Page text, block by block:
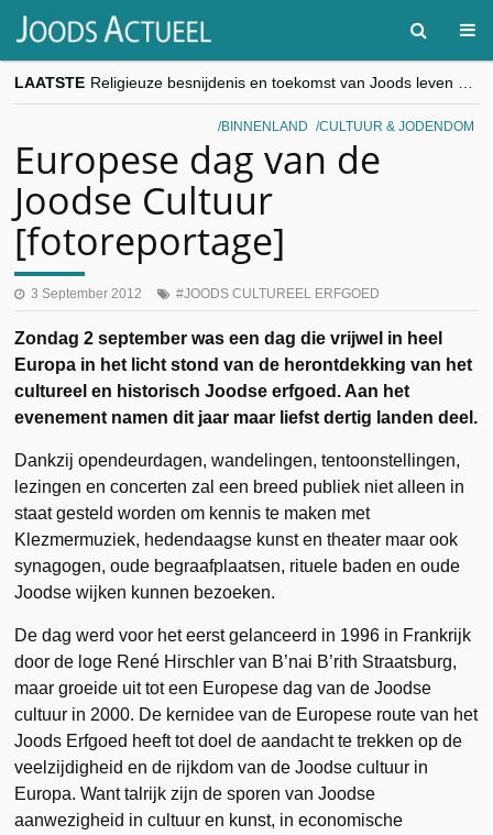
LAATSTE
“Besnijdenisdebat toont hoe moeilijk seculiere Westen minderheden begrijpt”, Jinnih Beels (Vooruit)
CITYTRIP | ROEMENIË – Boekarest: de verrassing van Oost-Europa
BINNENLAND CULTUUR & JODENDOM
Europese dag van de
Joodse Cultuur
[fotoreportage]
3 September 2012 JOODS CULTUREEL ERFGOED
Zondag 2 september was een dag die vrijwel in heel
Europa in het licht stond van de herontdekking van het
cultureel en historisch Joodse erfgoed. Aan het
evenement namen dit jaar maar liefst dertig landen deel.
Dankzij opendeurdagen, wandelingen, tentoonstellingen,
lezingen en concerten zal een breed publiek niet alleen in
staat gesteld worden om kennis te maken met
Klezmermuziek, hedendaagse kunst en theater maar ook
synagogen, oude begraafplaatsen, rituele baden en oude
Joodse wijken kunnen bezoeken.
De dag werd voor het eerst gelanceerd in 1996 in Frankrijk
door de loge René Hirschler van B’nai B’rith Straatsburg,
maar groeide uit tot een Europese dag van de Joodse
cultuur in 2000. De kernidee van de Europese route van het
Joods Erfgoed heeft tot doel de aandacht te trekken op de
veelzijdigheid en de rijkdom van de Joodse cultuur in
Europa. Want talrijk zijn de sporen van Joodse
aanwezigheid in cultuur en kunst, in economische